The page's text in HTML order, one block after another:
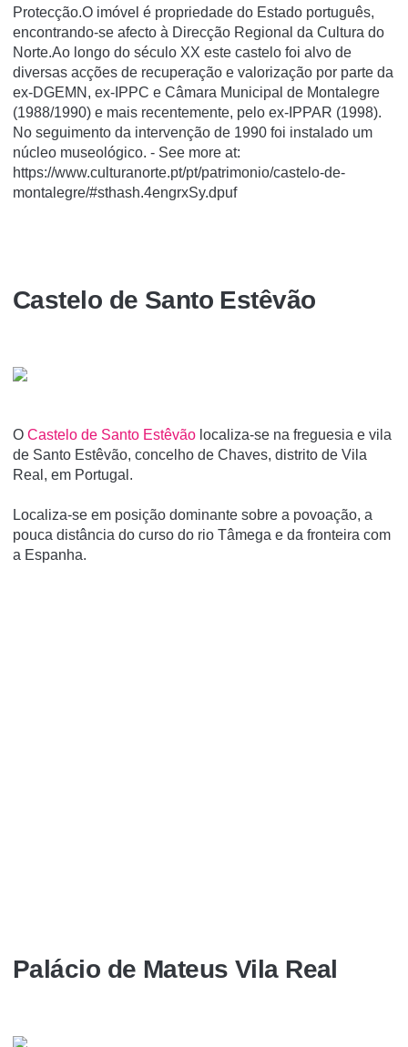
Protecção.O imóvel é propriedade do Estado português,
encontrando-se afecto à Direcção Regional da Cultura do
Norte.Ao longo do século XX este castelo foi alvo de
diversas acções de recuperação e valorização por parte da
ex-DGEMN, ex-IPPC e Câmara Municipal de Montalegre
(1988/1990) e mais recentemente, pelo ex-IPPAR (1998).
No seguimento da intervenção de 1990 foi instalado um
núcleo museológico. - See more at:
https://www.culturanorte.pt/pt/patrimonio/castelo-de-
montalegre/#sthash.4engrxSy.dpuf
Castelo de Santo Estêvão
O Castelo de Santo Estêvão localiza-se na freguesia e vila
de Santo Estêvão, concelho de Chaves, distrito de Vila
Real, em Portugal.
Localiza-se em posição dominante sobre a povoação, a
pouca distância do curso do rio Tâmega e da fronteira com
a Espanha.
Palácio de Mateus Vila Real